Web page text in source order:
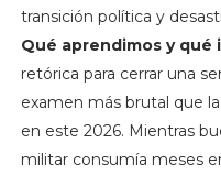
transición política y
Qué aprendimos y qué
retórica para cerrar una
examen más brutal que
en este 2026. Mientras
militar consumía meses